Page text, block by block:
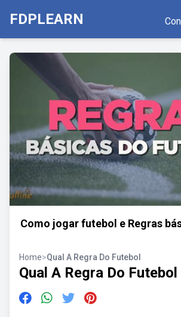
FDPLEARN
Como jogar futebol e Regras
Home>Qual A Regra Do Futebol
Qual A Regra Do Futebol